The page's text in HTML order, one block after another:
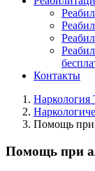
Контакты
Наркология
Помощь при
Помощь при